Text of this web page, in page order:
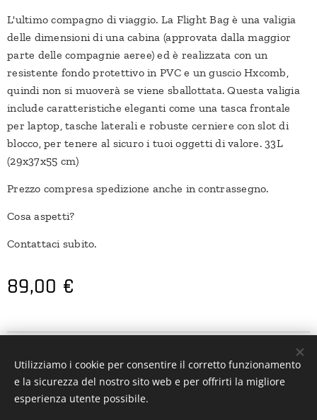
L'ultimo compagno di viaggio. La Flight Bag è una valigia
delle dimensioni di una cabina (approvata dalla maggior
parte delle compagnie aeree) ed è realizzata con un
resistente fondo protettivo in PVC e un guscio Hxcomb,
quindi non si muoverà se viene sballottata. Questa valigia
include caratteristiche eleganti come una tasca frontale
per laptop, tasche laterali e robuste cerniere con slot di
blocco, per tenere al sicuro i tuoi oggetti di valore. 33L
(29x37x55 cm)
Prezzo compresa spedizione anche in contrassegno.
Cosa aspetti?
Contattaci subito.
89,00 €
www.boardsefriends.com Cookies
Utilizziamo i cookie per consentire il corretto funzionamento
e la sicurezza del nostro sito web e per offrirti la migliore
esperienza utente possibile.